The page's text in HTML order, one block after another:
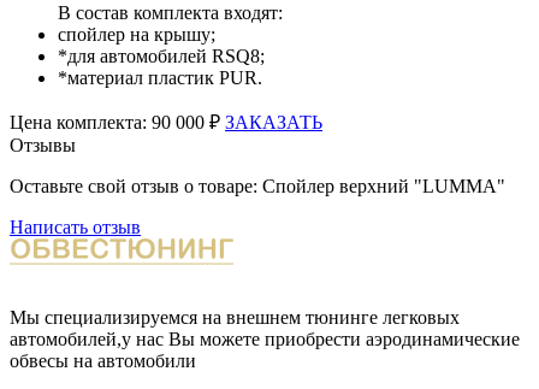
В состав комплекта входят:
спойлер на крышу;
*для автомобилей RSQ8;
*материал пластик PUR.
Цена комплекта: 90 000 ₽ ЗАКАЗАТЬ
Отзывы
Оставьте свой отзыв о товаре: Спойлер верхний "LUMMA"
Написать отзыв
Мы специализируемся на внешнем тюнинге легковых
автомобилей,у нас Вы можете приобрести аэродинамические
обвесы на автомобили